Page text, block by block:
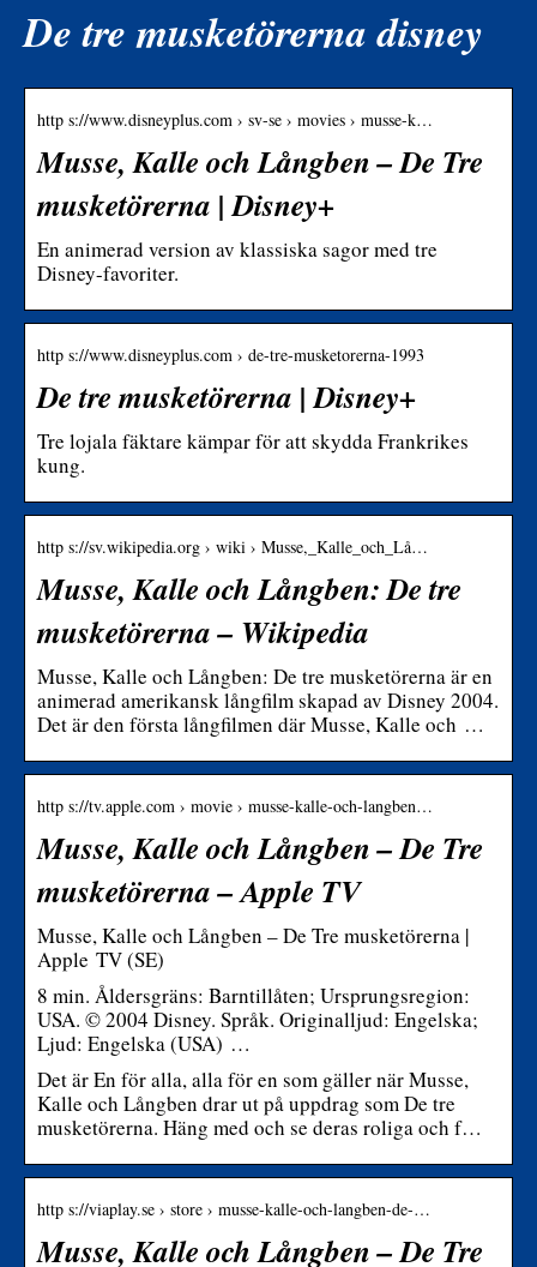
De tre musketörerna disney
http s://www.disneyplus.com › sv-se › movies › musse-k…
Musse, Kalle och Långben – De Tre
musketörerna | Disney+
En animerad version av klassiska sagor med tre
Disney-favoriter.
http s://www.disneyplus.com › de-tre-musketorerna-1993
De tre musketörerna | Disney+
Tre lojala fäktare kämpar för att skydda Frankrikes
kung.
http s://sv.wikipedia.org › wiki › Musse,_Kalle_och_Lå…
Musse, Kalle och Långben: De tre
musketörerna – Wikipedia
Musse, Kalle och Långben: De tre musketörerna är en
animerad amerikansk långfilm skapad av Disney 2004.
Det är den första långfilmen där Musse, Kalle och …
http s://tv.apple.com › movie › musse-kalle-och-langben…
Musse, Kalle och Långben – De Tre
musketörerna – Apple TV
Musse, Kalle och Långben – De Tre musketörerna |
Apple TV (SE)
8 min. Åldersgräns: Barntillåten; Ursprungsregion:
USA. © 2004 Disney. Språk. Originalljud: Engelska;
Ljud: Engelska (USA) …
Det är En för alla, alla för en som gäller när Musse,
Kalle och Långben drar ut på uppdrag som De tre
musketörerna. Häng med och se deras roliga och f…
http s://viaplay.se › store › musse-kalle-och-langben-de-…
Musse, Kalle och Långben – De Tre